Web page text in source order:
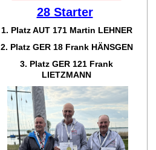
28 Starter
1. Platz AUT 171 Martin LEHNER
2. Platz GER 18 Frank HÄNSGEN
3. Platz GER 121 Frank
LIETZMANN